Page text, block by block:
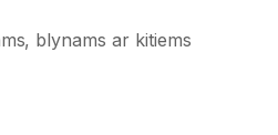
blynams ar kitiems